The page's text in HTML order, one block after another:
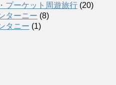
プーケット周遊旅行 (20)
ターニー (8)
タニー (1)